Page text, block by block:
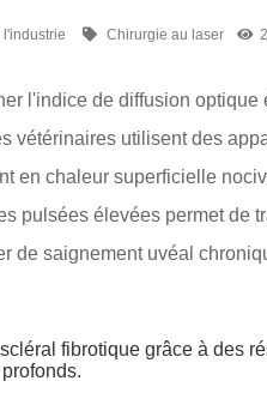
l'industrie Chirurgie au laser
l'indice de diffusion
utilisent des
chaleur superficielle
élevées permet de
saignement uvéal
fibrotique grâce à des